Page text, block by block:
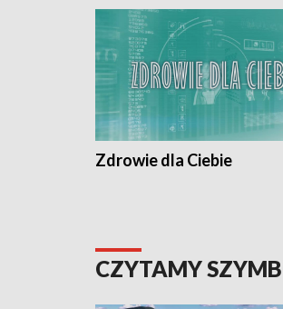
Zdrowie dla Ciebie
CZYTAMY